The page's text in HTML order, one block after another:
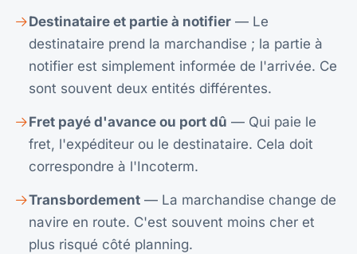
Destinataire et partie à notifier — Le
destinataire prend la marchandise ; la partie à
notifier est simplement informée de l'arrivée. Ce
sont souvent deux entités différentes.
Fret payé d'avance ou port dû — Qui paie le
fret, l'expéditeur ou le destinataire. Cela doit
correspondre à l'Incoterm.
Transbordement — La marchandise change de
navire en route. C'est souvent moins cher et
plus risqué côté planning.